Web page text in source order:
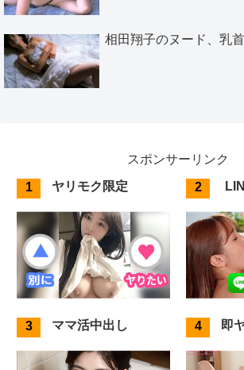
相田翔子のヌード、乳
スポンサーリンク
ヤリモク限定
ママ活中出し 即